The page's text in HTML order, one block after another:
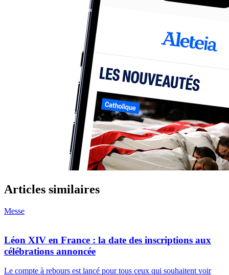
Articles similaires
Messe
Léon XIV en France : la date des inscriptions aux
célébrations annoncée
Le compte à rebours est lancé pour tous ceux qui souhaitent voir